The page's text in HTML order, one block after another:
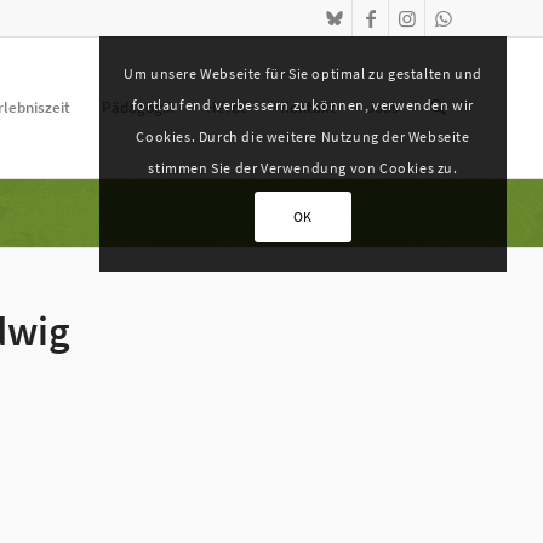
Pädagogik Herde Kontakt Jobs
Um unsere Webseite für Sie optimal zu gestalten und
fortlaufend verbessern zu können, verwenden wir
Cookies. Durch die weitere Nutzung der Webseite
stimmen Sie der Verwendung von Cookies zu.
OK